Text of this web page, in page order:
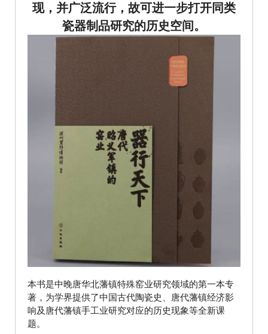
现，并广泛流行，故可进一步打开同类
瓷器制品研究的历史空间。
本书是中晚唐华北藩镇特殊窑业研究领域的第一本专
著，为学界提供了中国古代陶瓷史、唐代藩镇经济影
响及唐代藩镇手工业研究对应的历史现象等全新课
题。